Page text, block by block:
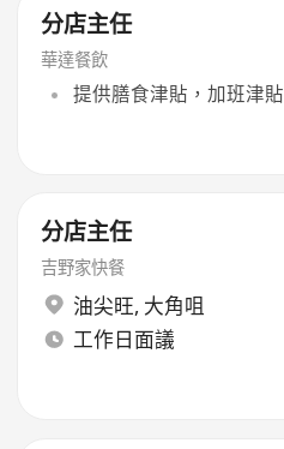
分店主任
華達餐飲
提供膳食津貼，加班津貼
分店主任
吉野家快餐
油尖旺, 大角咀
工作日面議